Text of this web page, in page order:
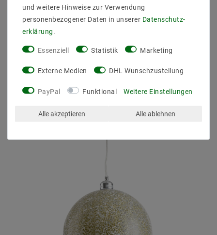
ZULETZT ANGESEHEN
und weitere Hinweise zur Verwendung
personenbezogener Daten in unserer Daten­schutz­
erklärung
Essenziell Statistik Marketing
Externe Medien DHL Wunschzustellung
PayPal Funktional Weitere Einstellungen
Alle akzeptieren Alle ablehnen